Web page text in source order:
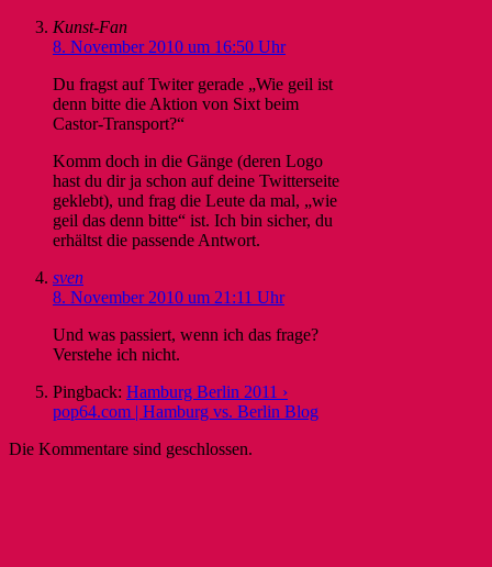
Kunst-Fan
8. November 2010 um 16:50 Uhr
Du fragst auf Twiter gerade „Wie geil ist
denn bitte die Aktion von Sixt beim
Castor-Transport?“
Komm doch in die Gänge (deren Logo
hast du dir ja schon auf deine Twitterseite
geklebt), und frag die Leute da mal, „wie
geil das denn bitte“ ist. Ich bin sicher, du
erhältst die passende Antwort.
sven
8. November 2010 um 21:11 Uhr
Und was passiert, wenn ich das frage?
Verstehe ich nicht.
Pingback: Hamburg Berlin 2011 ›
pop64.com | Hamburg vs. Berlin Blog
Die Kommentare sind geschlossen.